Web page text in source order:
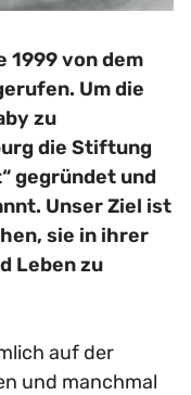
1999 von dem
Um die
zu
die Stiftung
gegründet und
Unser Ziel ist
sie in ihrer
Leben zu
auf der
und manchmal